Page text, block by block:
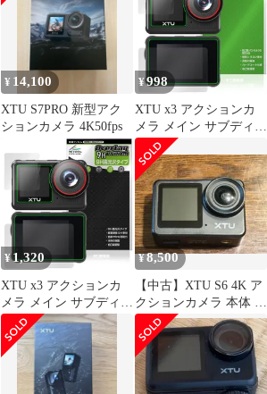
明 高光沢
¥ 14,100
XTU S7PRO 新型アク
ションカメラ 4K50fps
¥998
XTU x3 アクションカ
メラ メイン サブディス
プレイセット 保護 フィ
ルム OverLay Paper 書
き味向上 紙のような描
き心地
¥1,320
XTU x3 アクションカ
メラ メイン サブディス
プレイセット 保護 フィ
ルム OverLay 9H
Brilliant 9H 高硬度 透明
高光沢
¥8,500
【中古】XTU S6 4K ア
クションカメラ 本体 ア
クセサリーセット